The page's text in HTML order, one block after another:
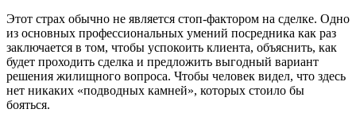
Этот страх обычно не является стоп-фактором на сделке. Одно
из основных профессиональных умений посредника как раз
заключается в том, чтобы успокоить клиента, объяснить, как
будет проходить сделка и предложить выгодный вариант
решения жилищного вопроса. Чтобы человек видел, что здесь
нет никаких «подводных камней», которых стоило бы
бояться.